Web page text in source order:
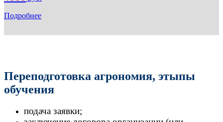
Подробнее
Переподготовка агрономия, этыпы
обучения
подача заявки;